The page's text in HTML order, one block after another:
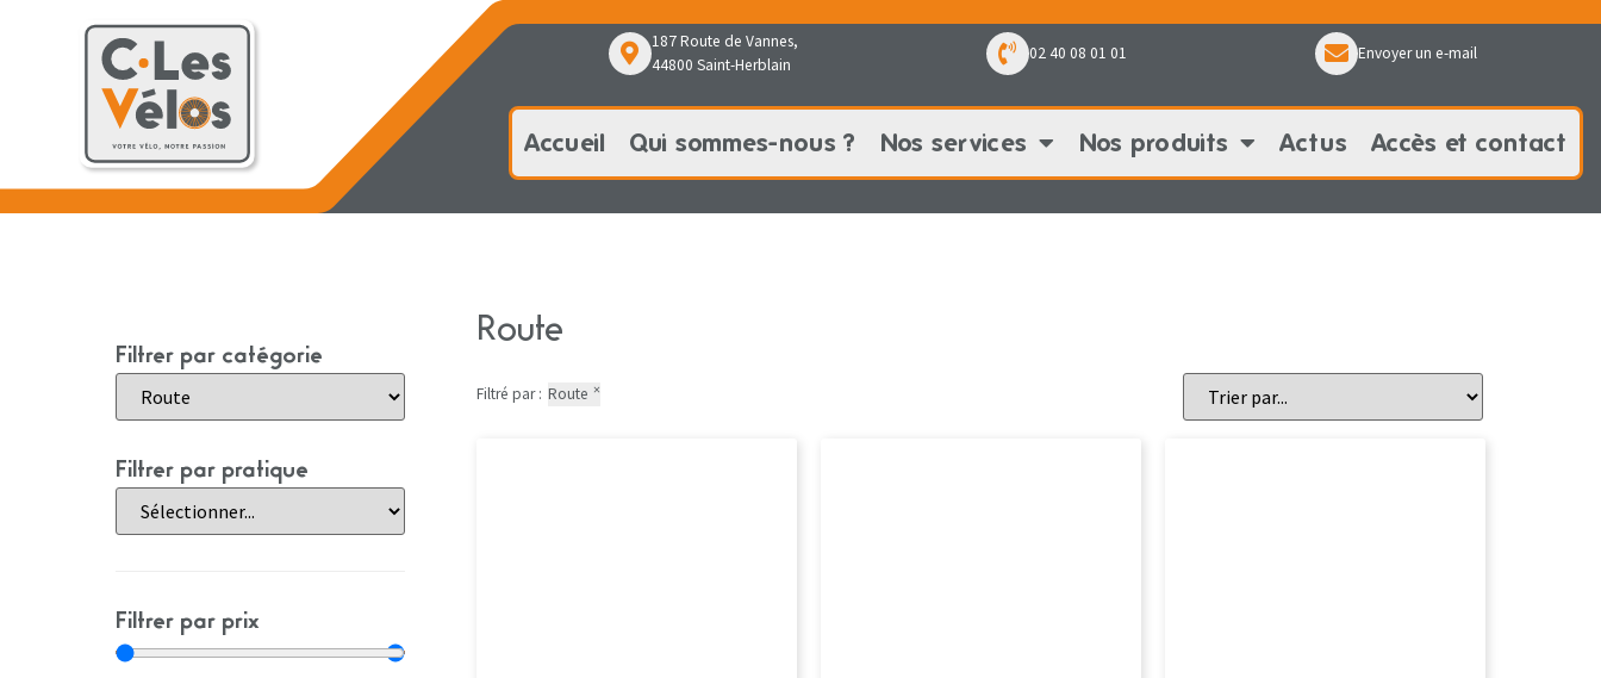
187 Route de Vannes,
44800 Saint-Herblain
02 40 08 01 01 Envoyer un e-mail
Accueil Qui sommes-nous ? Nos services Nos produits Actus Accès et contact
Qui sommes-nous ?
Filtrer par catégorie
Filtrer par pratique
Filtrer par prix
Route
Filtré par : Route ×